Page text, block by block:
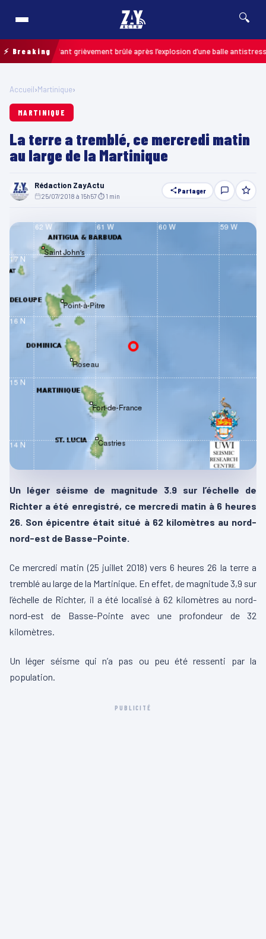
🔍
⚡ Breaking
: un enfant grièvement brûlé après l’explosion d’une balle antistress
Accueil›Martinique›
MARTINIQUE
La terre a tremblé, ce mercredi matin
au large de la Martinique
Rédaction ZayActu
25/07/2018 à 15h57⏱ 1 min
Partager
Un léger séisme de magnitude 3.9 sur l’échelle de
Richter a été enregistré, ce mercredi matin à 6 heures
26. Son épicentre était situé à 62 kilomètres au nord-
nord-est de Basse-Pointe.
Ce mercredi matin (25 juillet 2018) vers 6 heures 26 la terre a
tremblé au large de la Martinique. En effet, de magnitude 3,9 sur
l’échelle de Richter, il a été localisé à 62 kilomètres au nord-
nord-est de Basse-Pointe avec une profondeur de 32
kilomètres.
Un léger séisme qui n’a pas ou peu été ressenti par la
population.
PUBLICITÉ